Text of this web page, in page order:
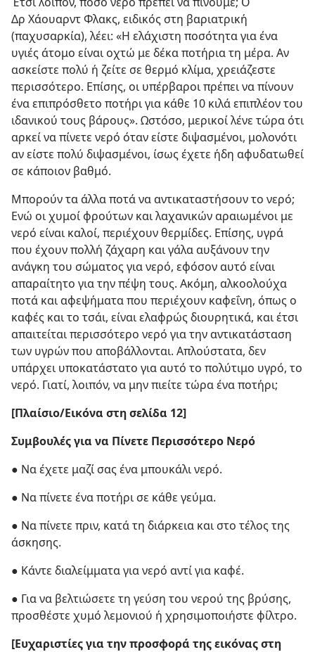
Δρ Χάουαρντ Φλακς, ειδικός στη βαριατρική
(παχυσαρκία), λέει: «Η ελάχιστη ποσότητα για ένα
υγιές άτομο είναι οχτώ με δέκα ποτήρια τη μέρα. Αν
ασκείστε πολύ ή ζείτε σε θερμό κλίμα, χρειάζεστε
περισσότερο. Επίσης, οι υπέρβαροι πρέπει να πίνουν
ένα επιπρόσθετο ποτήρι για κάθε 10 κιλά επιπλέον του
ιδανικού τους βάρους». Ωστόσο, μερικοί λένε τώρα ότι
αρκεί να πίνετε νερό όταν είστε διψασμένοι, μολονότι
αν είστε πολύ διψασμένοι, ίσως έχετε ήδη αφυδατωθεί
σε κάποιον βαθμό.
Μπορούν τα άλλα ποτά να αντικαταστήσουν το νερό;
Ενώ οι χυμοί φρούτων και λαχανικών αραιωμένοι με
νερό είναι καλοί, περιέχουν θερμίδες. Επίσης, υγρά
που έχουν πολλή ζάχαρη και γάλα αυξάνουν την
ανάγκη του σώματος για νερό, εφόσον αυτό είναι
απαραίτητο για την πέψη τους. Ακόμη, αλκοολούχα
ποτά και αφεψήματα που περιέχουν καφεΐνη, όπως ο
καφές και το τσάι, είναι ελαφρώς διουρητικά, και έτσι
απαιτείται περισσότερο νερό για την αντικατάσταση
των υγρών που αποβάλλονται. Απλούστατα, δεν
υπάρχει υποκατάστατο για αυτό το πολύτιμο υγρό, το
νερό. Γιατί, λοιπόν, να μην πιείτε τώρα ένα ποτήρι;
[Πλαίσιο/Εικόνα στη σελίδα 12]
Συμβουλές για να Πίνετε Περισσότερο Νερό
● Να έχετε μαζί σας ένα μπουκάλι νερό.
● Να πίνετε ένα ποτήρι σε κάθε γεύμα.
● Να πίνετε πριν, κατά τη διάρκεια και στο τέλος της
άσκησης.
● Κάντε διαλείμματα για νερό αντί για καφέ.
● Για να βελτιώσετε τη γεύση του νερού της βρύσης,
προσθέστε χυμό λεμονιού ή χρησιμοποιήστε φίλτρο.
[Ευχαριστίες για την προσφορά της εικόνας στη